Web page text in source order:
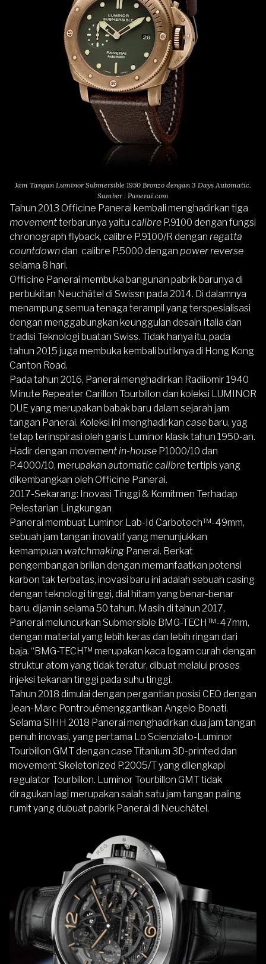
Jam Tangan Luminor Submersible 1950 Bronzo dengan 3 Days Automatic.
Sumber : Panerai.com
Tahun 2013 Officine Panerai kembali menghadirkan tiga
movementterbarunya yaitu calibre P.9100 dengan fungsi
chronograph flyback, calibre P.9100/R dengan regatta
countdowndan calibre P.5000 dengan power reverse
selama 8 hari.
Officine Panerai membuka bangunan pabrik barunya di
perbukitan Neuchâtel di Swissn pada 2014. Di dalamnya
menampung semua tenaga terampil yang terspesialisasi
dengan menggabungkan keunggulan desain Italia dan
tradisi Teknologi buatan Swiss. Tidak hanya itu, pada
tahun 2015 juga membuka kembali butiknya di Hong Kong
Canton Road.
Pada tahun 2016, Panerai menghadirkan Radiiomir 1940
Minute Repeater Carillon Tourbillon dan koleksi LUMINOR
DUE yang merupakan babak baru dalam sejarah jam
tangan Panerai. Koleksi ini menghadirkan casebaru, yag
tetap terinspirasi oleh garis Luminor klasik tahun 1950-an.
Hadir dengan movement in-house P1000/10 dan
P.4000/10, merupakan automatic calibretertipis yang
dikembangkan oleh Officine Panerai.
2017-Sekarang: Inovasi Tinggi & Komitmen Terhadap
Pelestarian Lingkungan
Panerai membuat Luminor Lab-Id Carbotech™-49mm,
sebuah jam tangan inovatif yang menunjukkan
kemampuan watchmaking Panerai. Berkat
pengembangan brilian dengan memanfaatkan potensi
karbon tak terbatas, inovasi baru ini adalah sebuah casing
dengan teknologi tinggi, dial hitam yang benar-benar
baru, dijamin selama 50 tahun. Masih di tahun 2017,
Panerai meluncurkan Submersible BMG-TECH™-47mm,
dengan material yang lebih keras dan lebih ringan dari
baja. “BMG-TECH™ merupakan kaca logam curah dengan
struktur atom yang tidak teratur, dibuat melalui proses
injeksi tekanan tinggi pada suhu tinggi.
Tahun 2018 dimulai dengan pergantian posisi CEO dengan
Jean-Marc Pontrouémenggantikan Angelo Bonati.
Selama SIHH 2018 Panerai menghadirkan dua jam tangan
penuh inovasi, yang pertama Lo Scienziato-Luminor
Tourbillon GMT dengan case Titanium 3D-printed dan
movement Skeletonized P.2005/T yang dilengkapi
regulator Tourbillon. Luminor Tourbillon GMT tidak
diragukan lagi merupakan salah satu jam tangan paling
rumit yang dubuat pabrik Panerai di Neuchâtel.